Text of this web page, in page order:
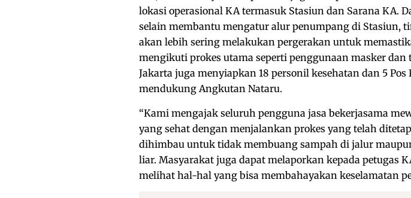
lokasi operasional KA termasuk Stasiun dan Sarana KA.
selain membantu mengatur alur penumpang di Stasiun,
akan lebih sering melakukan pergerakan untuk
mengikuti prokes utama seperti penggunaan masker dan
Jakarta juga menyiapkan 18 personil kesehatan dan 5
mendukung Angkutan Nataru.
“Kami mengajak seluruh pengguna jasa bekerjasama
yang sehat dengan menjalankan prokes yang telah
dihimbau untuk tidak membuang sampah di jalur
liar. Masyarakat juga dapat melaporkan kepada petugas
melihat hal-hal yang bisa membahayakan keselamatan